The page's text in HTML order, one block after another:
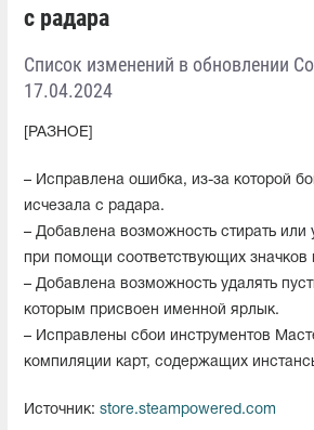
с радара
Список изменений в обновлении
17.04.2024
[РАЗНОЕ]
– Исправлена ошибка, из-за которой
исчезала с радара.
– Добавлена возможность стирать или
при помощи соответствующих значков
– Добавлена возможность удалять
которым присвоен именной ярлык.
– Исправлены сбои инструментов
компиляции карт, содержащих
Источник: store.steampowered.com